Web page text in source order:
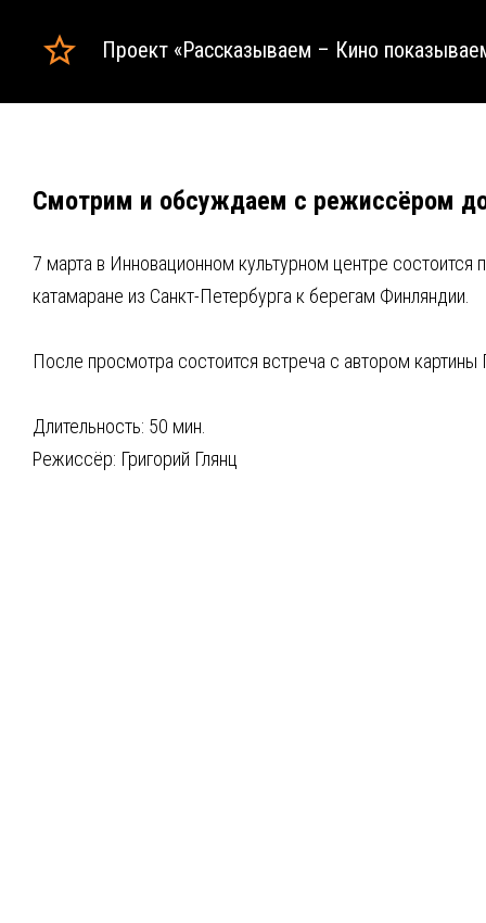
Проект «Рассказываем – Кино
Смотрим и обсуждаем с режиссёром
7 марта в Инновационном культурном центре
катамаране из Санкт-Петербурга к берегам Финляндии.
После просмотра состоится встреча с автором картины
Длительность: 50 мин.
Режиссёр: Григорий Глянц